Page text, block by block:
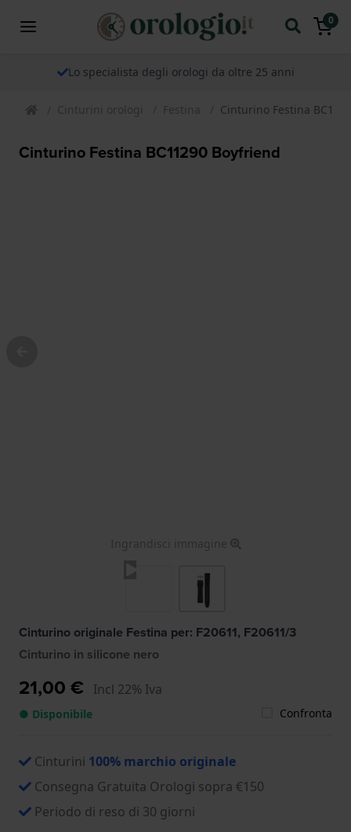
0
Lo specialista degli orologi da oltre 25 anni
Cinturini orologi Festina Cinturino Festina
Cinturino Festina BC11290 Boyfriend
Ingrandisci immagine
Cinturino originale Festina per: F20611, F20611/3
Cinturino in silicone nero
21,00 € Incl 22% Iva
● Disponibile Confronta
Cinturini 100% marchio originale
Consegna Gratuita Orologi sopra €150
Periodo di reso di 30 giorni